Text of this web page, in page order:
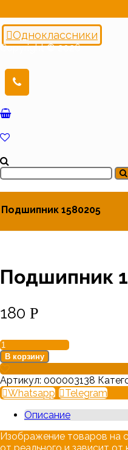
Одноклассники
Copyright © 2026
Подшипник 1580205
Подшипник
180 Р
Количество
товара
Подшипник
1580205
В корзину
Артикул: 000003138
Whatsapp
Telegram
Описание
Изображение товаров на